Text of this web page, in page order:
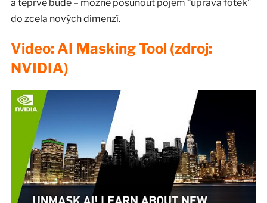
a teprve bude – možné posunout pojem “úprava fotek”
do zcela nových dimenzí.
Video: AI Masking Tool (zdroj:
NVIDIA)